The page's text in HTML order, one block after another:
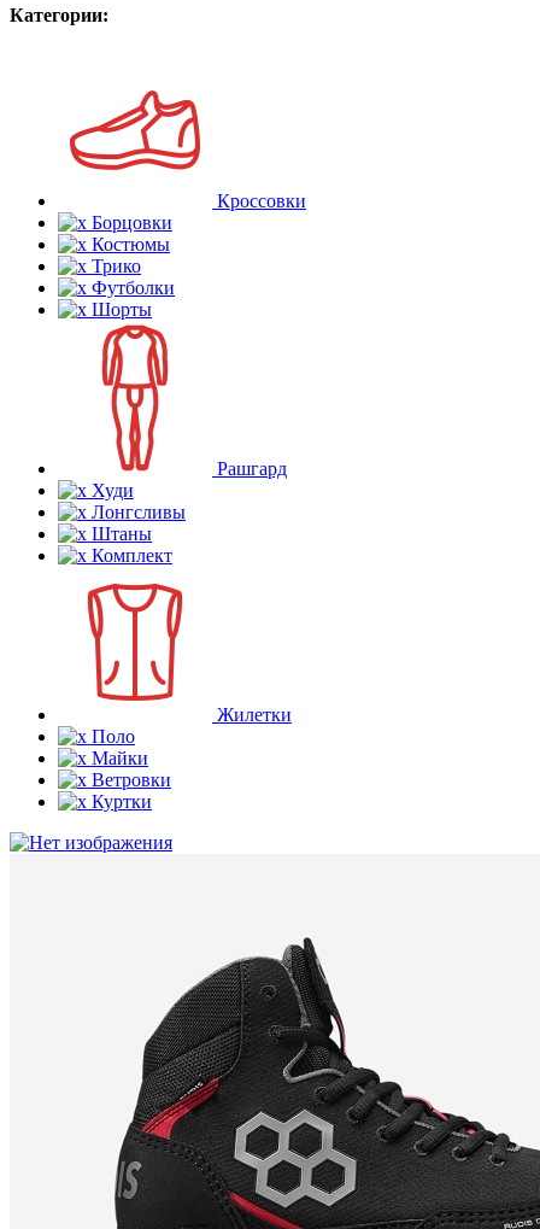
Категории:
Кроссовки
Борцовки
Костюмы
Трико
Футболки
Шорты
Рашгард
Худи
Лонгсливы
Штаны
Комплект
Жилетки
Поло
Майки
Ветровки
Куртки